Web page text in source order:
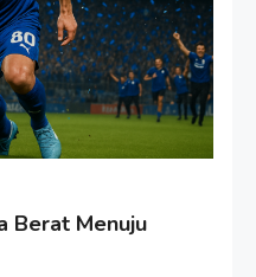
Berat Menuju